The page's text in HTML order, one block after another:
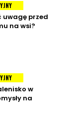
uwagę przed
na wsi?
w
na